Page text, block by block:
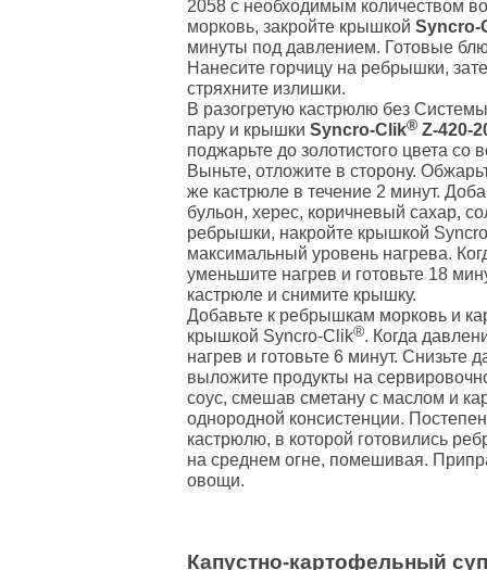
2058 с необходимым количеством
морковь, закройте крышкой Syncro-
минуты под давлением. Готовые
Нанесите горчицу на ребрышки,
стряхните излишки.
В разогретую кастрюлю без
пару и крышки Syncro-Clik® Z-420-
поджарьте до золотистого цвета со
Выньте, отложите в сторону.
же кастрюле в течение 2 минут.
бульон, херес, коричневый сахар,
ребрышки, накройте крышкой
максимальный уровень нагрева.
уменьшите нагрев и готовьте 18
кастрюле и снимите крышку.
Добавьте к ребрышкам морковь и
крышкой Syncro-Clik®. Когда
нагрев и готовьте 6 минут. Снизьте
выложите продукты на
соус, смешав сметану с маслом и
однородной консистенции.
кастрюлю, в которой готовились
на среднем огне, помешивая.
овощи.
Капустно-картофельный